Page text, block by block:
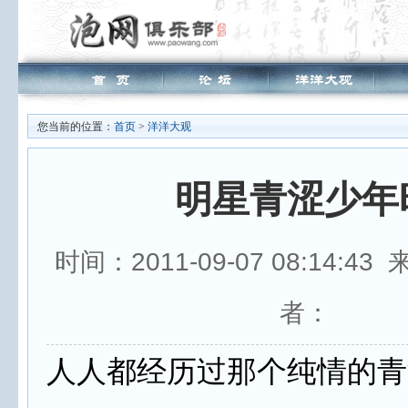
您当前的位置： 首页 > 洋洋大观
明星青涩少年
时间：2011-09-07 08:14:43
者：
人人都经历过那个纯情的